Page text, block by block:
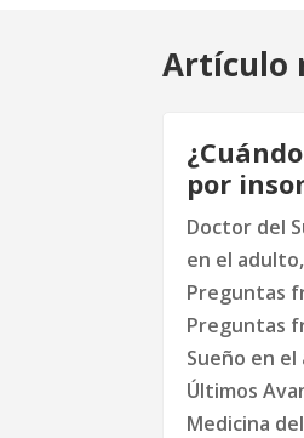
Artículo
por
Doctor del
en el adulto,
Preguntas
Preguntas
Sueño en el
Últimos
Medicina